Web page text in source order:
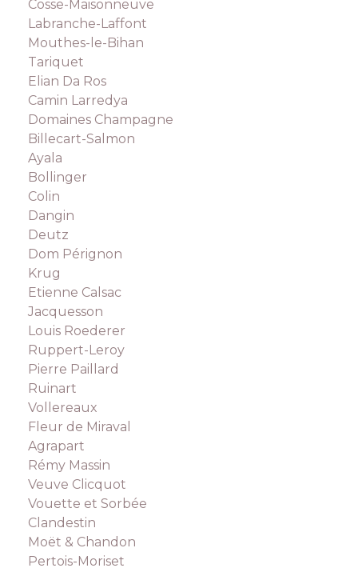
Cosse-Maisonneuve
Labranche-Laffont
Mouthes-le-Bihan
Tariquet
Elian Da Ros
Camin Larredya
Domaines Champagne
Billecart-Salmon
Ayala
Bollinger
Colin
Dangin
Deutz
Dom Pérignon
Krug
Etienne Calsac
Jacquesson
Louis Roederer
Ruppert-Leroy
Pierre Paillard
Ruinart
Vollereaux
Fleur de Miraval
Agrapart
Rémy Massin
Veuve Clicquot
Vouette et Sorbée
Clandestin
Moët & Chandon
Pertois-Moriset